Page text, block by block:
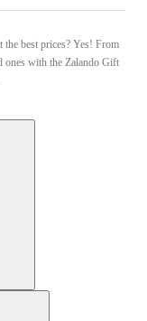
the best prices? Yes! From
ones with the Zalando Gift